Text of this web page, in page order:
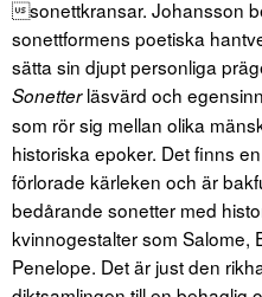
sonettkransar. Johansson
sonettformens poetiska
sätta sin djupt personliga
Sonetterläsvärd och
som rör sig mellan olika
historiska epoker. Det finns
förlorade kärleken och är
bedårande sonetter med
kvinnogestalter som Salome,
Penelope. Det är just den